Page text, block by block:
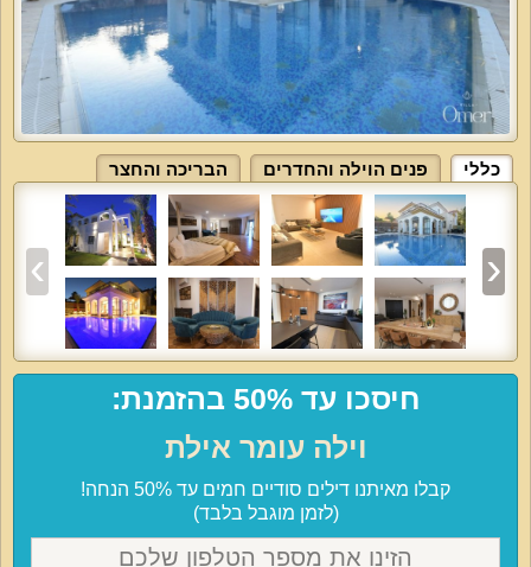
כללי פנים הוילה והחדרים הבריכה והחצר
חיסכו עד 50% בהזמנת:
וילה עומר אילת
קבלו מאיתנו דילים סודיים חמים עד 50% הנחה!
(לזמן מוגבל בלבד)